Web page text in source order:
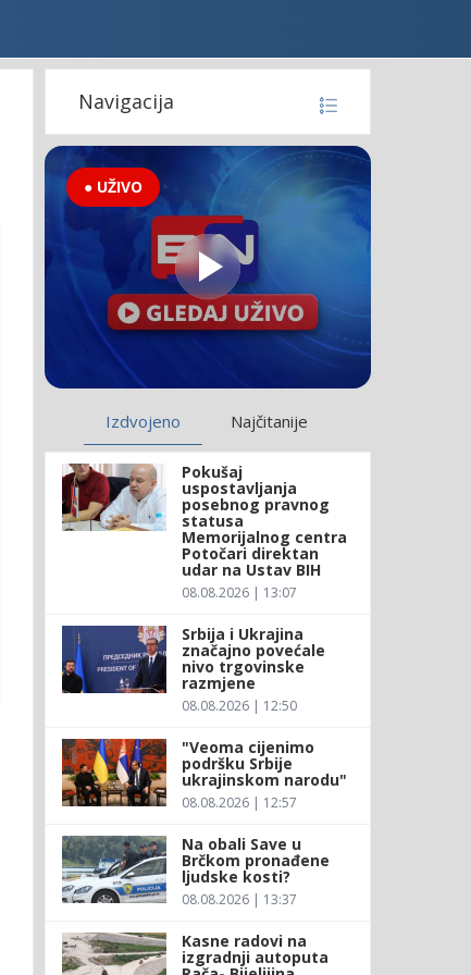
Navigacija
● UŽIVO
Izdvojeno Najčitanije
Pokušaj
uspostavljanja
posebnog pravnog
statusa
Memorijalnog centra
Potočari direktan
udar na Ustav BIH
08.08.2026 | 13:07
Srbija i Ukrajina
značajno povećale
nivo trgovinske
razmjene
08.08.2026 | 12:50
"Veoma cijenimo
podršku Srbije
ukrajinskom narodu"
08.08.2026 | 12:57
Na obali Save u
Brčkom pronađene
ljudske kosti?
08.08.2026 | 13:37
Kasne radovi na
izgradnji autoputa